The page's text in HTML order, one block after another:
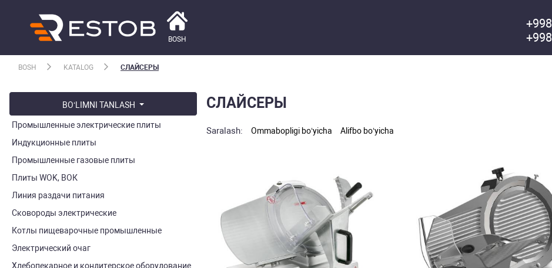
BOSH
+998
+998
BOSH KATALOG СЛАЙСЕРЫ
BO‘LIMNI TANLASH
Промышленные электрические плиты
Индукционные плиты
Промышленные газовые плиты
Плиты WOK, ВОК
Линия раздачи питания
Сковороды электрические
Котлы пищеварочные промышленные
Электрический очаг
Хлебопекарное и кондитерское оборудование
СЛАЙСЕРЫ
Saralash: Ommabopligi bo‘yicha Alifbo bo‘yicha